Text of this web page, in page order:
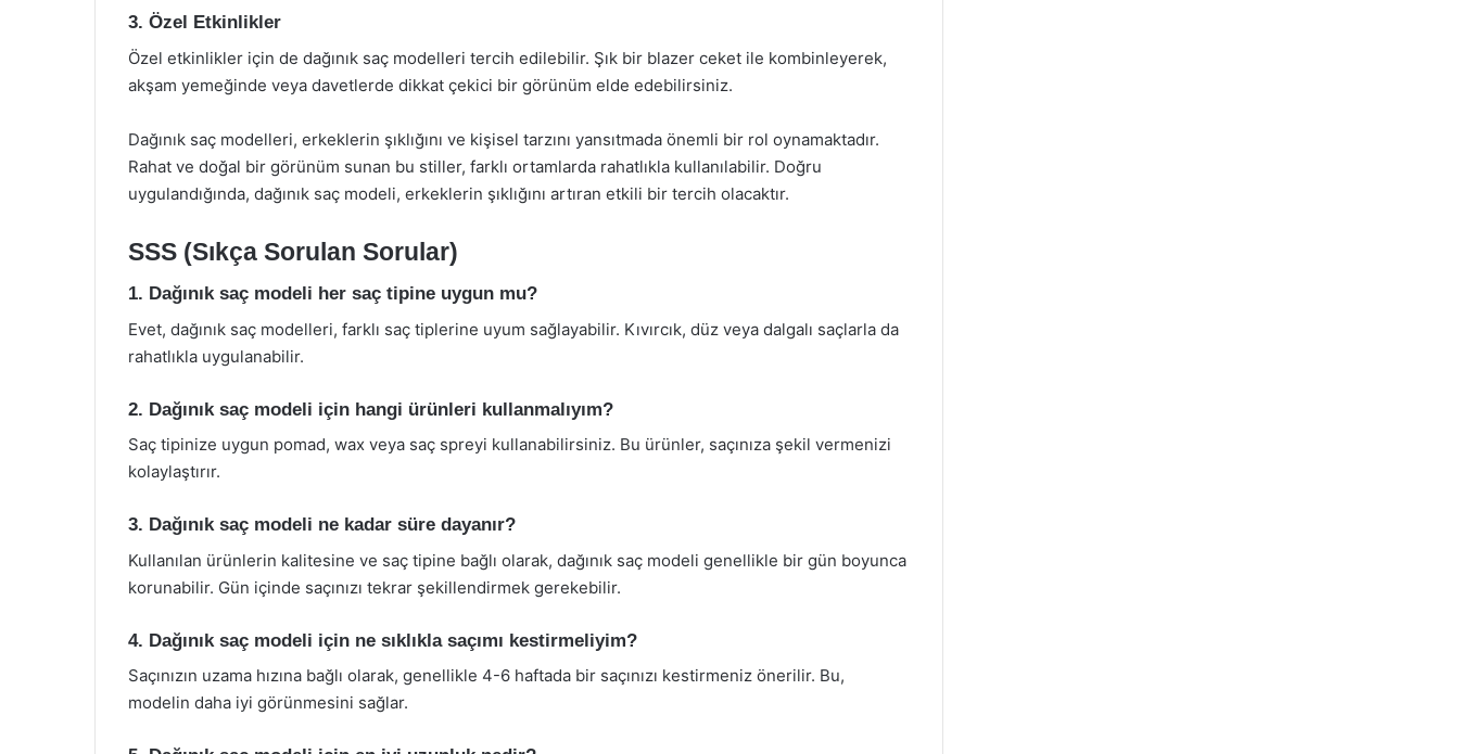
3. Özel Etkinlikler
Özel etkinlikler için de dağınık saç modelleri tercih edilebilir. Şık bir blazer ceket ile kombinleyerek,
akşam yemeğinde veya davetlerde dikkat çekici bir görünüm elde edebilirsiniz.
Dağınık saç modelleri, erkeklerin şıklığını ve kişisel tarzını yansıtmada önemli bir rol oynamaktadır.
Rahat ve doğal bir görünüm sunan bu stiller, farklı ortamlarda rahatlıkla kullanılabilir. Doğru
uygulandığında, dağınık saç modeli, erkeklerin şıklığını artıran etkili bir tercih olacaktır.
SSS (Sıkça Sorulan Sorular)
1. Dağınık saç modeli her saç tipine uygun mu?
Evet, dağınık saç modelleri, farklı saç tiplerine uyum sağlayabilir. Kıvırcık, düz veya dalgalı saçlarla da
rahatlıkla uygulanabilir.
2. Dağınık saç modeli için hangi ürünleri kullanmalıyım?
Saç tipinize uygun pomad, wax veya saç spreyi kullanabilirsiniz. Bu ürünler, saçınıza şekil vermenizi
kolaylaştırır.
3. Dağınık saç modeli ne kadar süre dayanır?
Kullanılan ürünlerin kalitesine ve saç tipine bağlı olarak, dağınık saç modeli genellikle bir gün boyunca
korunabilir. Gün içinde saçınızı tekrar şekillendirmek gerekebilir.
4. Dağınık saç modeli için ne sıklıkla saçımı kestirmeliyim?
Saçınızın uzama hızına bağlı olarak, genellikle 4-6 haftada bir saçınızı kestirmeniz önerilir. Bu,
modelin daha iyi görünmesini sağlar.